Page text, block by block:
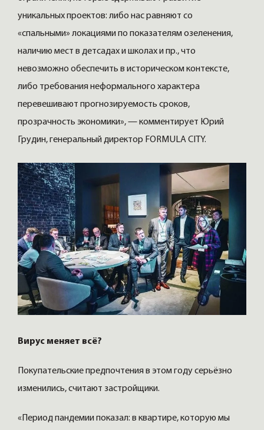
уникальных проектов: либо нас равняют со
«спальными» локациями по показателям озеленения,
наличию мест в детсадах и школах и пр., что
невозможно обеспечить в историческом контексте,
либо требования неформального характера
перевешивают прогнозируемость сроков,
прозрачность экономики», — комментирует Юрий
Грудин, генеральный директор FORMULA CITY.
Вирус меняет всё?
Покупательские предпочтения в этом году серьёзно
изменились, считают застройщики.
«Период пандемии показал: в квартире, которую мы